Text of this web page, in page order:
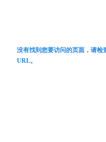
没有找到您要访问的页面，请检
URL。